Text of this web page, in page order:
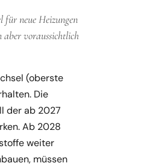
für neue Heizungen
aber voraussichtlich
(oberste
Die
der ab 2027
Ab 2028
weiter
müssen